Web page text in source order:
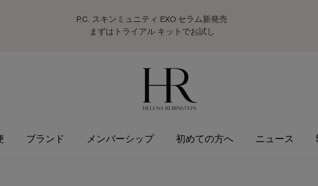
P.C. スキンミュニティ EXO セラム新発売
まずはトライアル キットでお試し
ブランド メンバーシップ 初めての方へ ニュース